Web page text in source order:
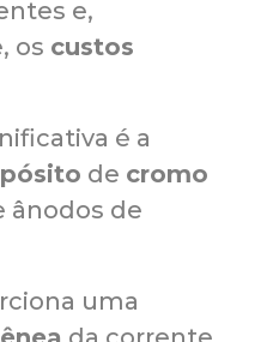
e,
os custos
é a
de cromo
ânodos de
uma